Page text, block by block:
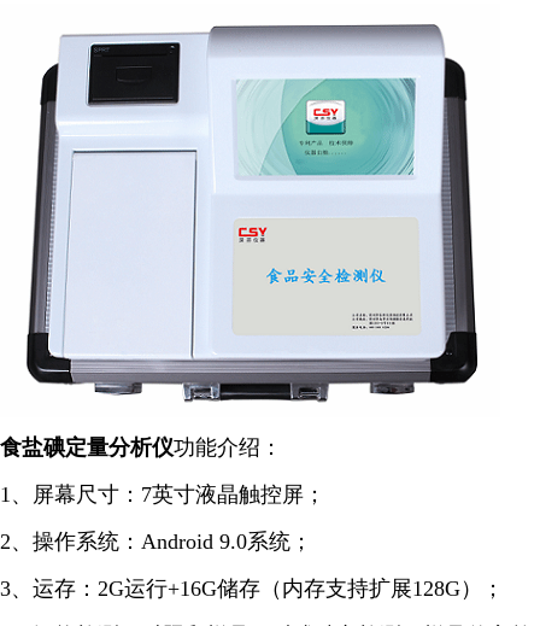
食盐碘定量分析仪功能介绍：
1、屏幕尺寸：7英寸液晶触控屏；
2、操作系统：Android 9.0系统；
3、运存：2G运行+16G储存（内存支持扩展128G）；